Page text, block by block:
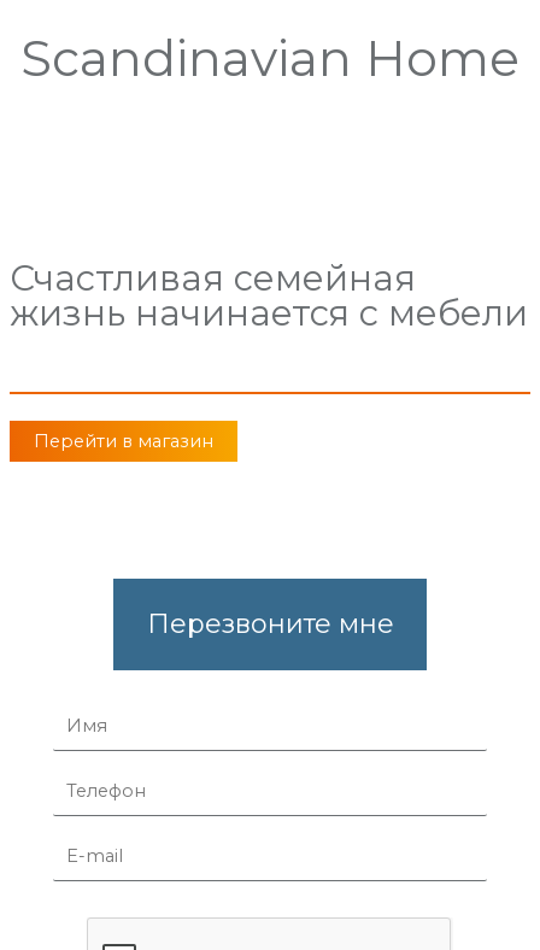
Scandinavian Home
Счастливая семейная
жизнь начинается с мебели
Перейти в магазин
Перезвоните мне